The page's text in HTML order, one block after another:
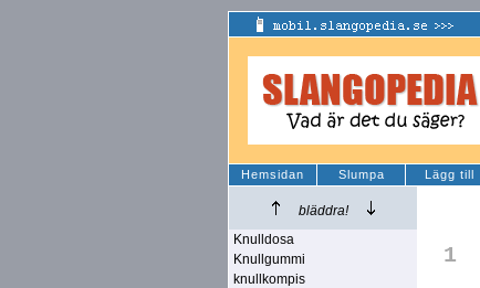
Hemsidan Slumpa Lägg till
bläddra!
Knulldosa
Knullgummi
knullkompis
1